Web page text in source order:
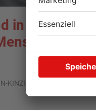
in
KINZIG-KREIS